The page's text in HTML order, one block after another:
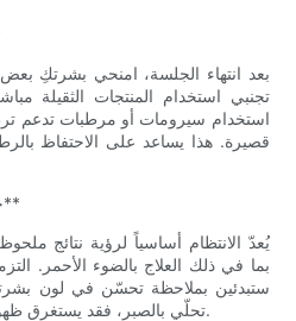
بعد انتهاء الجلسة، امنحي بشرتكِ
تجنبي استخدام المنتجات الثقيلة
استخدام سيرومات أو مرطبات تدعم
قصيرة. هذا يساعد على الاحتفاظ
#### 9. **حافظ على الاتساق**
يُعدّ الانتظام أساسياً لرؤية نتائج
بما في ذلك العلاج بالضوء الأحمر.
ستبدئين بملاحظة تحسّن في لون
تحلّي بالصبر، فقد يستغرق ظهور التغييرات المرئية عدة أسابيع.